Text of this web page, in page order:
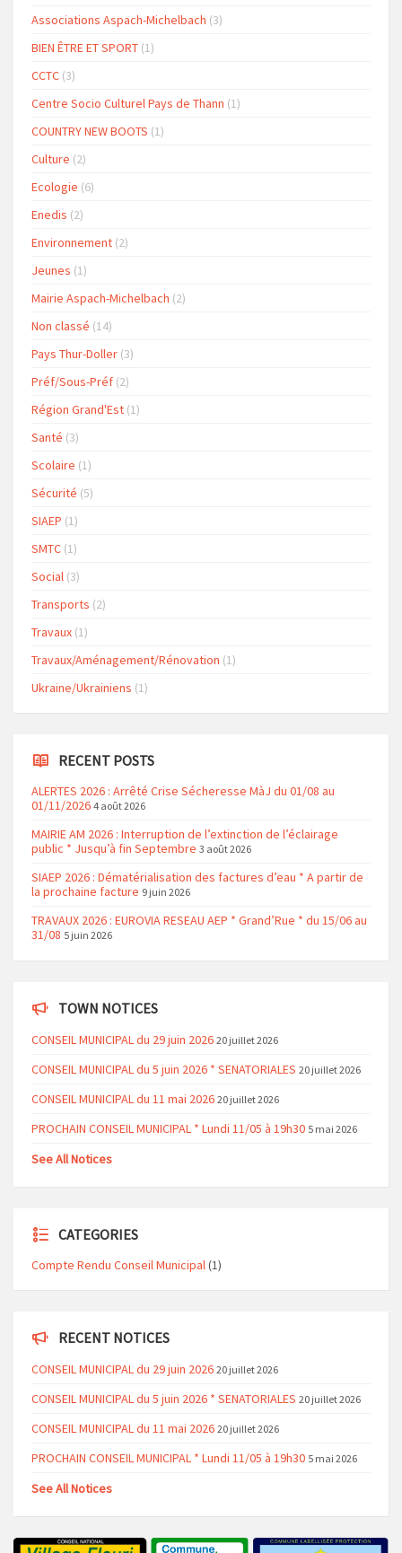
Associations Aspach-Michelbach (3)
BIEN ÊTRE ET SPORT (1)
CCTC (3)
Centre Socio Culturel Pays de Thann (1)
COUNTRY NEW BOOTS (1)
Culture (2)
Ecologie (6)
Enedis (2)
Environnement (2)
Jeunes (1)
Mairie Aspach-Michelbach (2)
Non classé (14)
Pays Thur-Doller (3)
Préf/Sous-Préf (2)
Région Grand'Est (1)
Santé (3)
Scolaire (1)
Sécurité (5)
SIAEP (1)
SMTC (1)
Social (3)
Transports (2)
Travaux (1)
Travaux/Aménagement/Rénovation (1)
Ukraine/Ukrainiens (1)
RECENT POSTS
ALERTES 2026 : Arrêté Crise Sécheresse MàJ du 01/08 au
01/11/2026 4 août 2026
MAIRIE AM 2026 : Interruption de l’extinction de l’éclairage
public * Jusqu’à fin Septembre 3 août 2026
SIAEP 2026 : Dématérialisation des factures d’eau * A partir de
la prochaine facture 9 juin 2026
TRAVAUX 2026 : EUROVIA RESEAU AEP * Grand’Rue * du 15/06 au
31/08 5 juin 2026
TOWN NOTICES
CONSEIL MUNICIPAL du 29 juin 2026 20 juillet 2026
CONSEIL MUNICIPAL du 5 juin 2026 * SENATORIALES 20 juillet 2026
CONSEIL MUNICIPAL du 11 mai 2026 20 juillet 2026
PROCHAIN CONSEIL MUNICIPAL * Lundi 11/05 à 19h30 5 mai 2026
See All Notices
CATEGORIES
Compte Rendu Conseil Municipal(1)
RECENT NOTICES
CONSEIL MUNICIPAL du 29 juin 2026 20 juillet 2026
CONSEIL MUNICIPAL du 5 juin 2026 * SENATORIALES 20 juillet 2026
CONSEIL MUNICIPAL du 11 mai 2026 20 juillet 2026
PROCHAIN CONSEIL MUNICIPAL * Lundi 11/05 à 19h30 5 mai 2026
See All Notices